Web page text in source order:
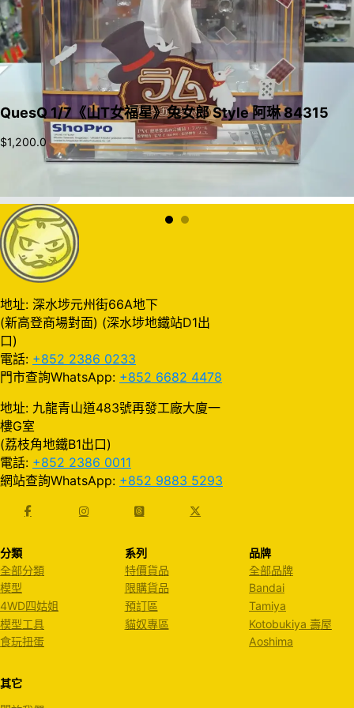
QuesQ 1/7《山T女福星》兔女郎 Style 阿琳 84315
$1,200.0
地址: 深水埗元州街66A地下
(新高登商場對面) (深水埗地鐵站D1出
口)
電話: +852 2386 0233
門市查詢WhatsApp: +852 6682 4478
地址: 九龍青山道483號再發工廠大廈一
樓G室
(荔枝角地鐵B1出口)
電話: +852 2386 0011
網站查詢WhatsApp: +852 9883 5293
分類
全部分類
模型
4WD四姑姐
模型工具
食玩扭蛋
系列
特價貨品
限購貨品
預訂區
貓奴專區
品牌
全部品牌
Bandai
Tamiya
Kotobukiya 壽屋
Aoshima
其它